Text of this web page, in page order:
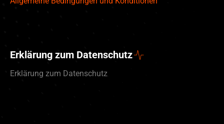
Erklärung zum Datenschutz
Erklärung zum Datenschutz